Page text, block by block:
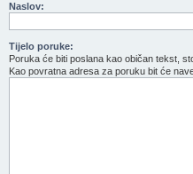
Naslov:
Tijelo poruke:
Poruka će biti poslana kao običan tekst,
Kao povratna adresa za poruku bit će